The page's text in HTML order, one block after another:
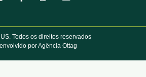
Todos os direitos reservados
por Agência Ottag